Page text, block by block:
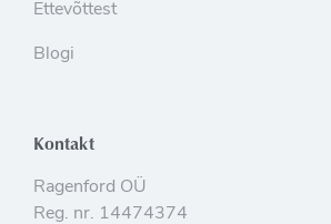
Ettevõttest
Blogi
Kontakt
Ragenford OÜ
Reg. nr. 14474374